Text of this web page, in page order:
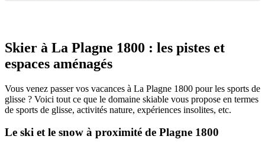
Skier à La Plagne 1800 : les pistes et
espaces aménagés
Vous venez passer vos vacances à La Plagne 1800 pour les sports de
glisse ? Voici tout ce que le domaine skiable vous propose en termes
de sports de glisse, activités nature, expériences insolites, etc.
Le ski et le snow à proximité de Plagne 1800